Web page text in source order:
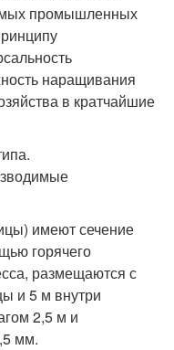
промышленных
наращивания
в кратчайшие
имеют сечение
горячего
размещаются с
и 5 м внутри
2,5 м и
мм.